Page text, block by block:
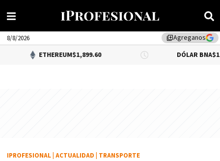
library_addAgreganos
8/8/2026
ETHEREUM$1,899.60 DÓLAR BNA $1,520.00
IPROFESIONAL ACTUALIDAD TRANSPORTE